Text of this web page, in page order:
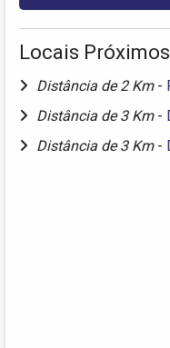
Locais
Distância de 2 Km -
Distância de 3 Km -
Distância de 3 Km -